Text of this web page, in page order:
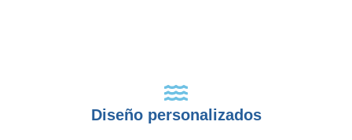
Diseño personalizados